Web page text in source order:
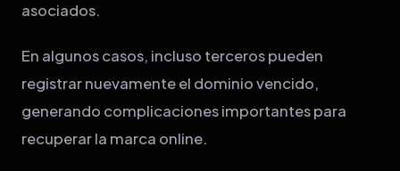
asociados.
En algunos casos, incluso terceros pueden
registrar nuevamente el dominio vencido,
generando complicaciones importantes para
recuperar la marca online.